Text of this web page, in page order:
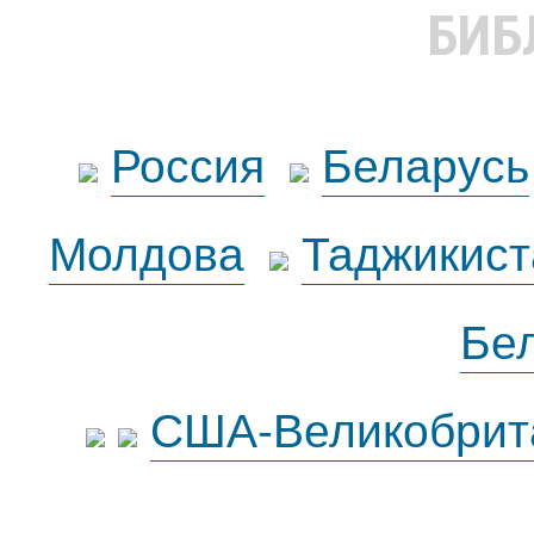
Россия
Беларусь
Молдова
США-